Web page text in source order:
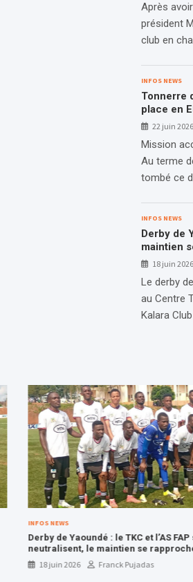
Après
président
club en
INFOS NEWS
Tonnerre
place en
22 juin 2026
Mission
Au terme
tombé ce
INFOS NEWS
Derby de
maintien
18 juin 2026
Le derby
au Centre
Kalara
NEWS
de Yaoundé : le TKC et l’AS FAP se
le maintien se rapproche pour
Kalara Boys
18 juin 2026 Franck Pujadas